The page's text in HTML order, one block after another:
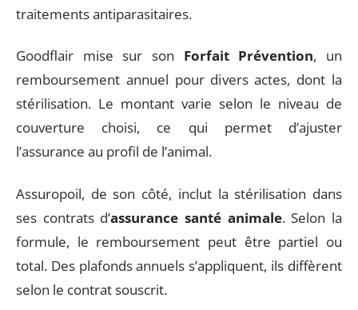
traitements antiparasitaires.
Goodflair mise sur son Forfait Prévention, un
remboursement annuel pour divers actes, dont la
stérilisation. Le montant varie selon le niveau de
couverture choisi, ce qui permet d’ajuster
l’assurance au profil de l’animal.
Assuropoil, de son côté, inclut la stérilisation dans
ses contrats d’assurance santé animale. Selon la
formule, le remboursement peut être partiel ou
total. Des plafonds annuels s’appliquent, ils diffèrent
selon le contrat souscrit.